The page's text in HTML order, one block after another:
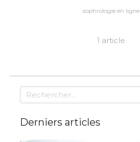
sophrologie en ligne
1 article
Rechercher
Derniers articles